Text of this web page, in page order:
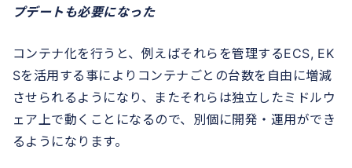
プデートも必要になった
コンテナ化を行うと、例えばそれらを管理するECS, EK
Sを活用する事によりコンテナごとの台数を自由に増減
させられるようになり、またそれらは独立したミドルウ
ェア上で動くことになるので、別個に開発・運用ができ
るようになります。